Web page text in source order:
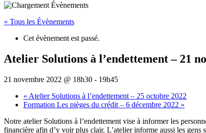
« Tous les Évènements
Cet évènement est passé.
Atelier Solutions à l’endettement – 21
21 novembre 2022 @ 18h30 - 19h45
« Atelier Solutions à l’endettement – 25 octobre 2022
Formation Les pièges du crédit – 6 décembre 2022 »
Notre atelier Solutions à l’endettement vise à informer les
financière afin d’y voir plus clair. L’atelier informe aussi les gens